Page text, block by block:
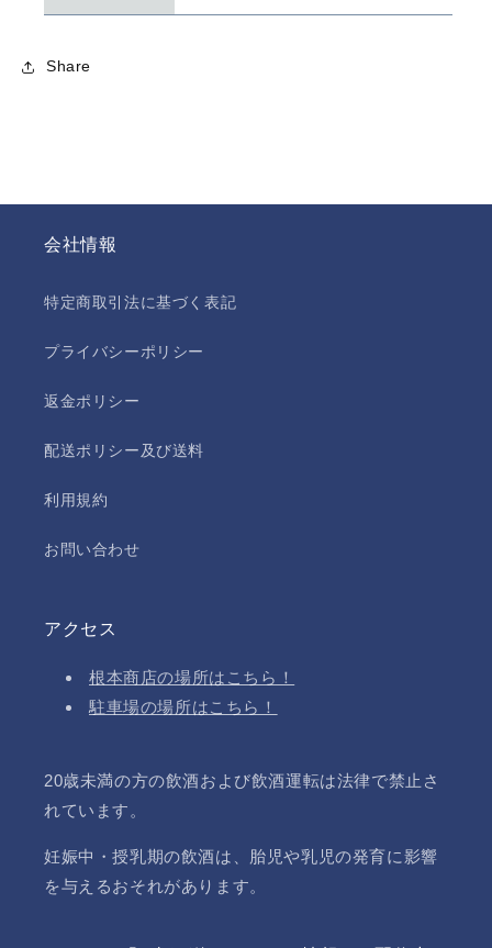
Share
会社情報
特定商取引法に基づく表記
プライバシーポリシー
返金ポリシー
配送ポリシー及び送料
利用規約
お問い合わせ
アクセス
根本商店の場所はこちら！
駐車場の場所はこちら！
20歳未満の方の飲酒および飲酒運転は法律で禁止さ
れています。
妊娠中・授乳期の飲酒は、胎児や乳児の発育に影響
を与えるおそれがあります。